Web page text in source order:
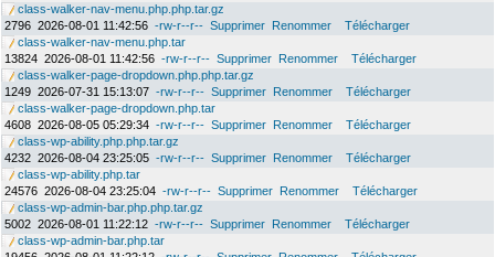
class-walker-nav-menu.php.php.tar.gz
2796 2026-08-01 11:42:56 -rw-r--r-- Supprimer Renommer
Télécharger
class-walker-nav-menu.php.tar
13824 2026-08-01 11:42:56 -rw-r--r-- Supprimer Renommer
Télécharger
class-walker-page-dropdown.php.php.tar.gz
1249 2026-07-31 15:13:07 -rw-r--r-- Supprimer Renommer
Télécharger
class-walker-page-dropdown.php.tar
4608 2026-08-05 05:29:34 -rw-r--r-- Supprimer Renommer
Télécharger
class-wp-ability.php.php.tar.gz
4232 2026-08-04 23:25:05 -rw-r--r-- Supprimer Renommer
Télécharger
class-wp-ability.php.tar
24576 2026-08-04 23:25:04 -rw-r--r-- Supprimer Renommer
Télécharger
class-wp-admin-bar.php.php.tar.gz
5002 2026-08-01 11:22:12 -rw-r--r-- Supprimer Renommer
Télécharger
class-wp-admin-bar.php.tar